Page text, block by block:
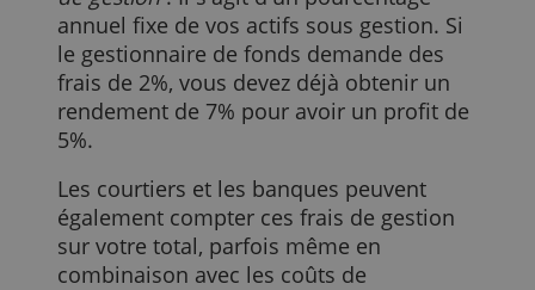
coûts de transaction diffèrent par
courtier, bourse et par nombre d'ordres.
Les investisseurs en fonds doivent
payer
de gestion. Il s'agit d'un pourcentage
annuel fixe de vos actifs sous gestion. Si
le gestionnaire de fonds demande des
frais de 2%, vous devez déjà obtenir un